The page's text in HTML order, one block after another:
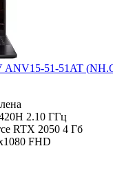
ANV15-51-51AT
2.10 ГГц
RTX 2050 4 Гб
FHD